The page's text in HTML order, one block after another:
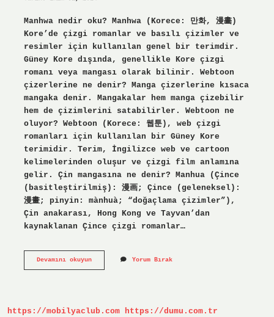
Manhwa nedir oku? Manhwa (Korece: 만화, 漫畵)
Kore’de çizgi romanlar ve basılı çizimler ve
resimler için kullanılan genel bir terimdir.
Güney Kore dışında, genellikle Kore çizgi
romanı veya mangası olarak bilinir. Webtoon
çizerlerine ne denir? Manga çizerlerine kısaca
mangaka denir. Mangakalar hem manga çizebilir
hem de çizimlerini satabilirler. Webtoon ne
oluyor? Webtoon (Korece: 웹툰), web çizgi
romanları için kullanılan bir Güney Kore
terimidir. Terim, İngilizce web ve cartoon
kelimelerinden oluşur ve çizgi film anlamına
gelir. Çin mangasına ne denir? Manhua (Çince
(basitleştirilmiş): 漫画; Çince (geleneksel):
漫畫; pinyin: mànhuà; “doğaçlama çizimler”),
Çin anakarası, Hong Kong ve Tayvan’dan
kaynaklanan Çince çizgi romanlar…
Devamını okuyunManhua
Yorum Bırak
https://mobilyaclub.com https://dumu.com.tr